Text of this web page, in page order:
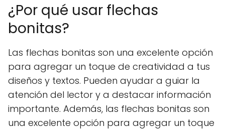
¿Por qué usar flechas
bonitas?
Las flechas bonitas son una excelente opción
para agregar un toque de creatividad a tus
diseños y textos. Pueden ayudar a guiar la
atención del lector y a destacar información
importante. Además, las flechas bonitas son
una excelente opción para agregar un toque